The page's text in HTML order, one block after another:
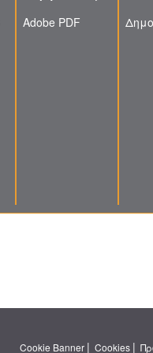
Adobe PDF
Cookie Banner | Cookies |